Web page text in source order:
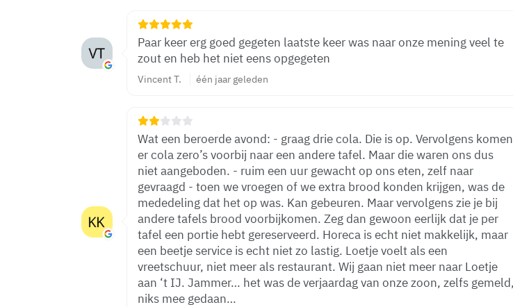
Paar keer erg goed gegeten laatste keer was naar onze mening veel te
zout en heb het niet eens opgegeten
Vincent T. één jaar geleden
Wat een beroerde avond: - graag drie cola. Die is op. Vervolgens komen
er cola zero’s voorbij naar een andere tafel. Maar die waren ons dus
niet aangeboden. - ruim een uur gewacht op ons eten, zelf naar
gevraagd - toen we vroegen of we extra brood konden krijgen, was de
mededeling dat het op was. Kan gebeuren. Maar vervolgens zie je bij
andere tafels brood voorbijkomen. Zeg dan gewoon eerlijk dat je per
tafel een portie hebt gereserveerd. Horeca is echt niet makkelijk, maar
een beetje service is echt niet zo lastig. Loetje voelt als een
vreetschuur, niet meer als restaurant. Wij gaan niet meer naar Loetje
aan ‘t IJ. Jammer… het was de verjaardag van onze zoon, zelfs gemeld,
niks mee gedaan…